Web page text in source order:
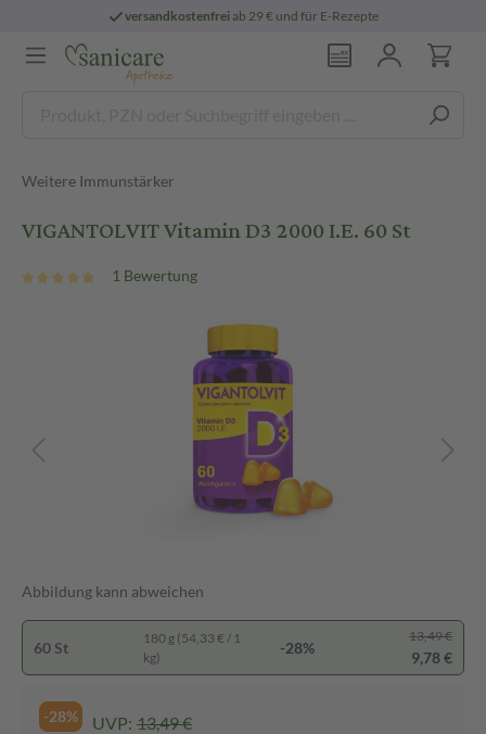
versandkostenfreiab 29 € und für E-Rezepte
Weitere Immunstärker
VIGANTOLVIT Vitamin D3 2000 I.E. 60 St
1 Bewertung
Abbildung kann abweichen
60 St
180 g (54,33 € / 1
kg)
-28%
13,49 €
9,78 €
-28% UVP: 13,49 €